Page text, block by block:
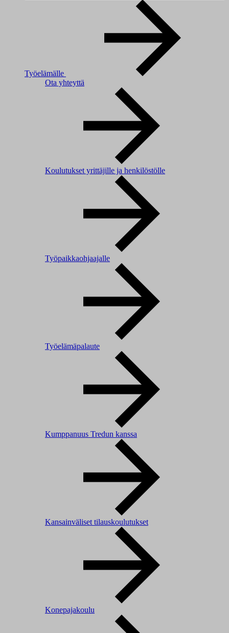
Työelämälle
Ota yhteyttä
Koulutukset yrittäjille ja henkilöstölle
Työpaikkaohjaajalle
Työelämäpalaute
Kumppanuus Tredun kanssa
Kansainväliset tilauskoulutukset
Konepajakoulu